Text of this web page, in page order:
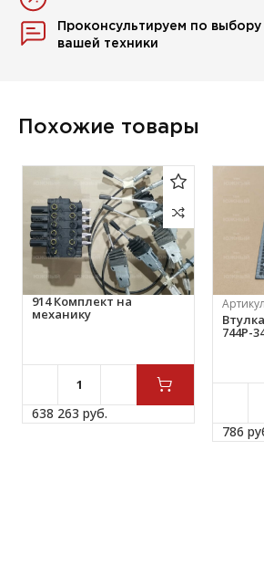
Проконсультируем по выбору
вашей техники
Похожие товары
914 Комплект на
механику
638 263 руб.
744Р-
786